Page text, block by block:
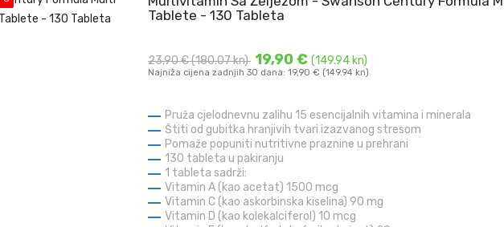
Tablete - 130 Tableta
23,90 €(180.07 kn) 19,90 € (149.94 kn)
Najniža cijena zadnjih 30 dana: 19,90 € (149.94 kn)
Pruža cjelodnevnu zalihu 15 esencijalnih vitamina i minerala
Štiti od gubitka hranjivih tvari izazvanog stresom
Pomaže popuniti nutritivne praznine u prehrani
130 tableta u pakiranju
1 tableta sadrži:
Vitamin A (kao acetat) 1500 mcg
Vitamin C (kao askorbinska kiselina) 90 mg
Vitamin D (kao kolekalciferol) 10 mcg